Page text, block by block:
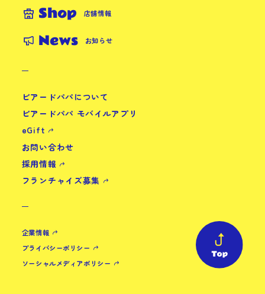
Shop 店舗情報
News お知らせ
ビアードパパについて
ビアードパパ モバイルアプリ
eGift
お問い合わせ
採用情報
フランチャイズ募集
企業情報
プライバシーポリシー
ソーシャルメディアポリシー